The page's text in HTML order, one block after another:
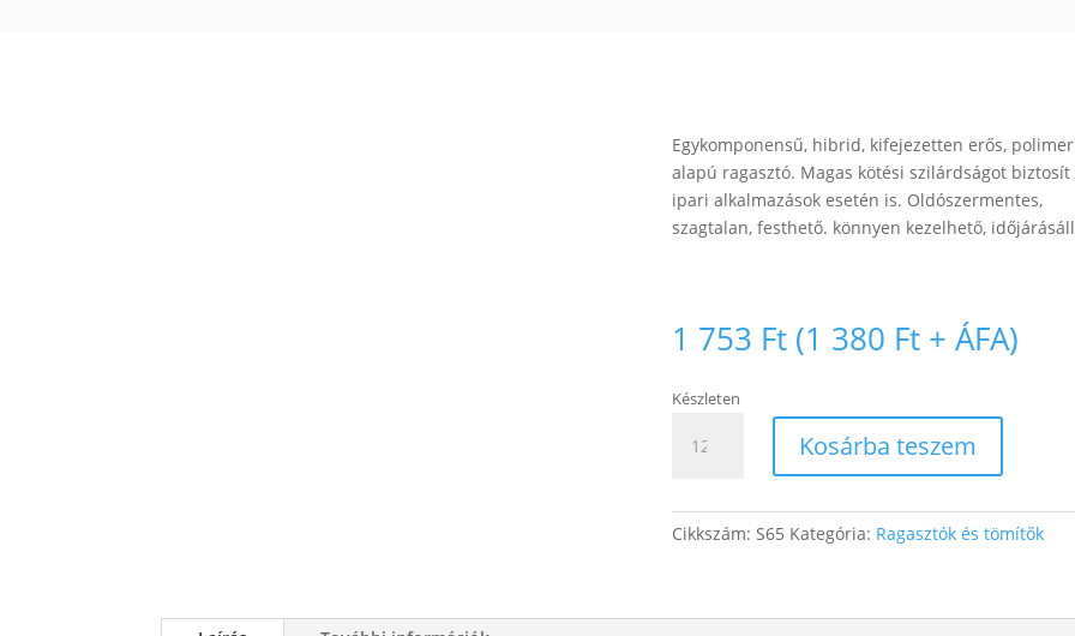
Egykomponensű, hibrid, kifejezetten erős, polimer
alapú ragasztó. Magas kötési szilárdságot biztosít
ipari alkalmazások esetén is. Oldószermentes,
szagtalan, festhető. könnyen kezelhető,
1 753 Ft (1 380 Ft+ ÁFA)
Készleten
Professional
hibrid
általános
-
Kosárba teszem
Cikkszám: S65 Kategória: Ragasztók és tömítők